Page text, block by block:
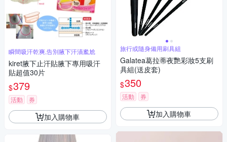
瞬間吸汗乾爽,告別腋下汗漬尷尬
kiret腋下止汗貼腋下專用吸汗
貼超值30片
$379
活動 券
加入購物車
旅行或隨身備用刷具組
Galatea葛拉蒂夜艷彩妝5支刷
具組(送皮套)
$350
活動 券
加入購物車